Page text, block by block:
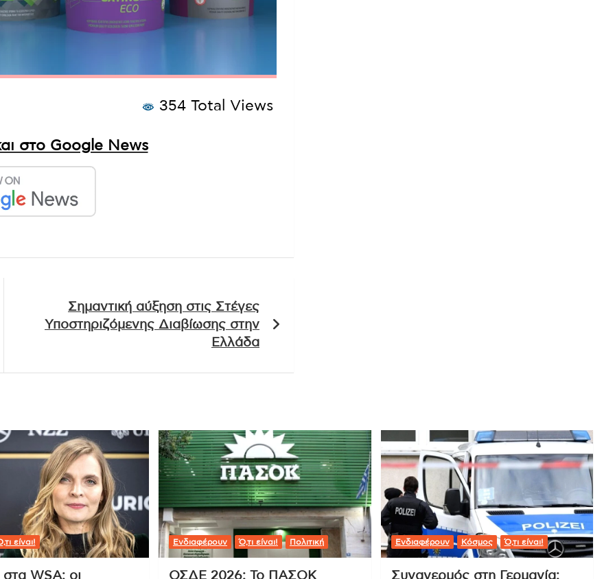
354 Total Views
στο Google News
Σημαντική αύξηση στις Στέγες
Υποστηριζόμενης Διαβίωσης στην
Ελλάδα
είναι!
WSA: οι
Ενδιαφέρουν Ό,τι είναι! Πολιτική
ΟΣΔΕ 2026: Το ΠΑΣΟΚ
Ενδιαφέρουν Κόσμος Ό,τι είναι!
Συναγερμός στη Γερμανία: